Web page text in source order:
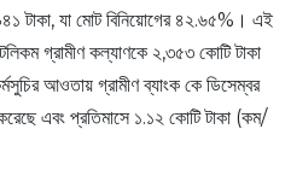
টাকা, যা মোট বিনিয়োগের ৪২.৬৫%। এই
গ্রামীণ কল্যাণকে ২,৩৫৩ কোটি টাকা
আওতায় গ্রামীণ ব্যাংক কে ডিসেম্বর
এবং প্রতিমাসে ১.১২ কোটি টাকা (কম/